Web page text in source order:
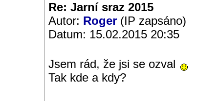
Re: Jarní sraz 2015
Autor: Roger (IP zapsáno)
Datum: 15.02.2015 20:35
Jsem rád, že jsi se ozval
Tak kde a kdy?